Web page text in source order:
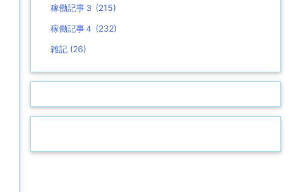
稼働記事３ (215)
稼働記事４ (232)
雑記 (26)